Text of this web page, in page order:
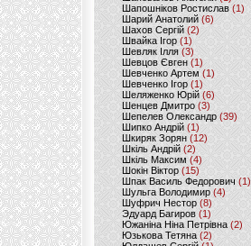
Шапошніков Ростислав(1)
Шарий Анатолий(6)
Шахов Сергій(2)
Швайка Ігор (1)
Шевляк Ілля (3)
Шевцов Євген (1)
Шевченко Артем(1)
Шевченко Ігор(1)
Шеляженко Юрій (6)
Шенцев Дмитро (3)
Шепелев Олександр (39)
Шипко Андрій(1)
Шкиряк Зорян(12)
Шкіль Андрій(2)
Шкіль Максим (4)
Шокін Віктор (15)
Шпак Василь Федорович (1)
Шульга Володимир (4)
Шуфрич Нестор(8)
Эдуард Багиров (1)
Южаніна Ніна Петрівна (2)
Юзькова Тетяна(2)